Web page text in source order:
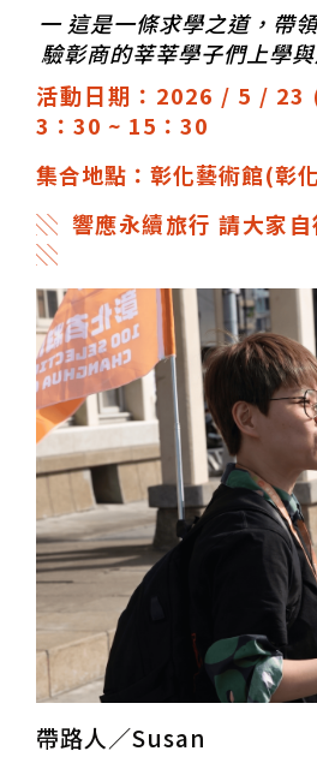
一 這是一條求學之道，帶
驗彰商的莘莘學子們上學
活動日期：2026 / 5 / 23
3：30 ~ 15：30
集合地點：彰化藝術館(彰
░ 響應永續旅行 請大家自
░
帶路人／Susan